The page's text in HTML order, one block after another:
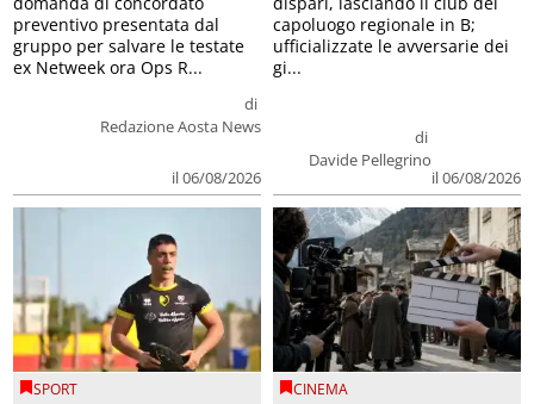
di
Redazione Aosta News
il 06/08/2026
preventivo presentata dal
gruppo per salvare le testate
ex Netweek ora Ops R...
di
Davide Pellegrino
il 06/08/2026
capoluogo regionale in B;
ufficializzate le avversarie dei
gi...
SPORT CINEMA